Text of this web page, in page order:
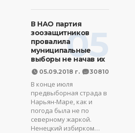
05
В НАО партия
зоозащитников
провалила
муниципальные
выборы не начав их
05.09.2018 г. 30810
В конце июля
предвыборная страда в
Нарьян-Маре, как и
погода была не по
северному жаркой.
Ненецкий избирком…